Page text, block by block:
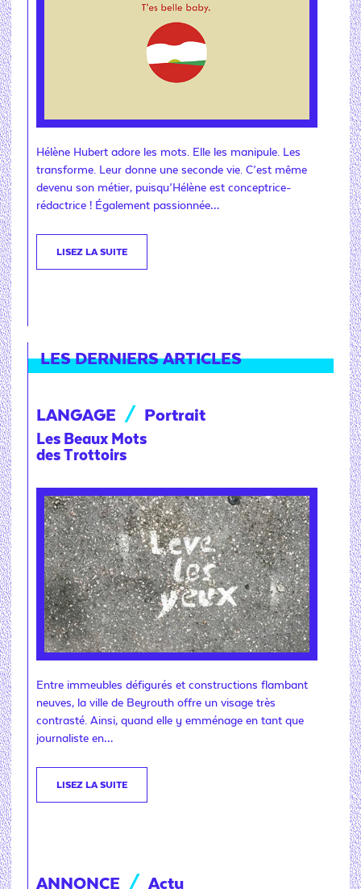
Hélène Hubert adore les mots. Elle les manipule. Les
transforme. Leur donne une seconde vie. C’est même
devenu son métier, puisqu’Hélène est conceptrice-
rédactrice ! Également passionnée…
LISEZ LA SUITE
LES DERNIERS ARTICLES
LANGAGE / Portrait
Les Beaux Mots
des Trottoirs
Entre immeubles défigurés et constructions flambant
neuves, la ville de Beyrouth offre un visage très
contrasté. Ainsi, quand elle y emménage en tant que
journaliste en…
LISEZ LA SUITE
ANNONCE / Actu